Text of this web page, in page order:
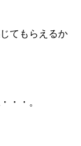
てもらえるか
・・。